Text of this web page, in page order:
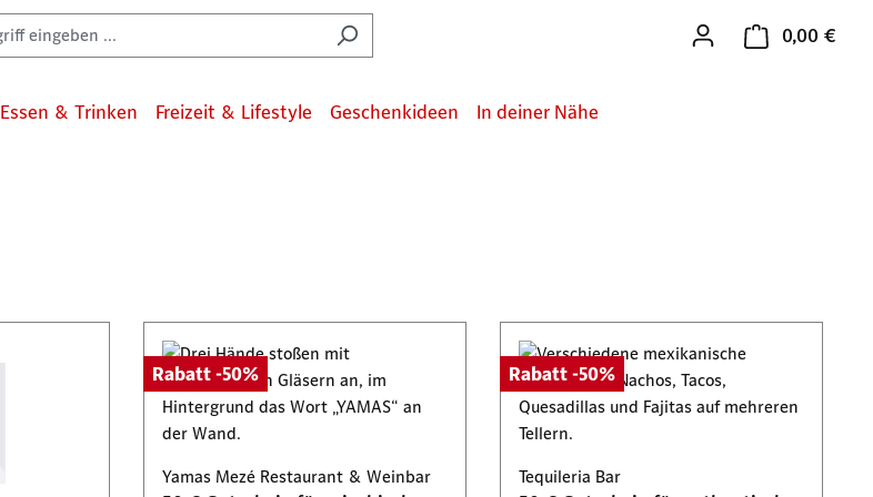
0,00 €
Essen & Trinken Freizeit & Lifestyle Geschenkideen In deiner Nähe
Rabatt -50%
Yamas Mezé Restaurant & Weinbar
Rabatt -50%
Tequileria Bar